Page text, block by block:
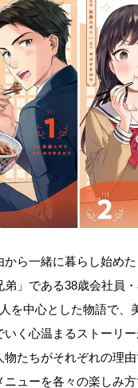
から一緒に暮らし始め
弟」である38歳会社員
を中心とした物語で、
く心温まるストーリー
物たちがそれぞれの理
ニューを各々の楽しみ